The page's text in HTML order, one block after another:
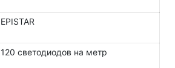
EPISTAR
120 светодиодов на метр